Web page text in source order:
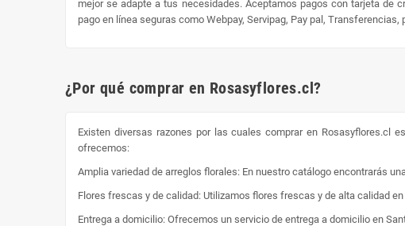
mejor se adapte a tus necesidades. Aceptamos pagos con tarjeta de
pago en línea seguras como Webpay, Servipag, Pay pal,
¿Por qué comprar en Rosasyflores.cl?
Existen diversas razones por las cuales comprar en Rosasyflores.cl
ofrecemos:
Amplia variedad de arreglos florales: En nuestro catálogo encontrarás
Flores frescas y de calidad: Utilizamos flores frescas y de alta calidad
Entrega a domicilio: Ofrecemos un servicio de entrega a domicilio en